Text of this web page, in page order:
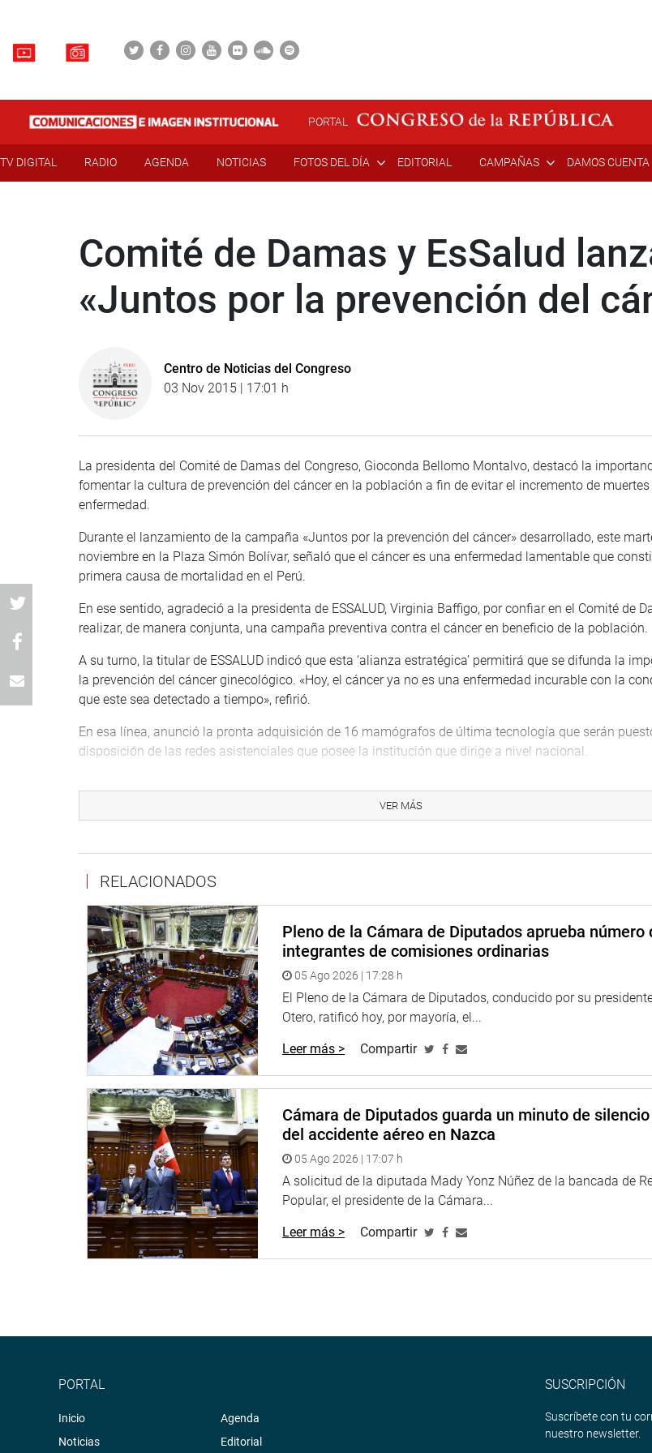
PORTAL
TV DIGITAL RADIO AGENDA NOTICIAS FOTOS DEL DÍA EDITORIAL CAMPAÑAS DAMOS CUENTA
Comité de Damas y EsSalud
«Juntos por la prevención del
Centro de Noticias del Congreso
03 Nov 2015 | 17:01 h
La presidenta del Comité de Damas del Congreso, Gioconda Bellomo Montalvo, destacó la
fomentar la cultura de prevención del cáncer en la población a fin de evitar el incremento de muertes
enfermedad.
Durante el lanzamiento de la campaña «Juntos por la prevención del cáncer» desarrollado, este
noviembre en la Plaza Simón Bolívar, señaló que el cáncer es una enfermedad lamentable que
primera causa de mortalidad en el Perú.
En ese sentido, agradeció a la presidenta de ESSALUD, Virginia Baffigo, por confiar en el Comité de
realizar, de manera conjunta, una campaña preventiva contra el cáncer en beneficio de la población.
A su turno, la titular de ESSALUD indicó que esta ‘alianza estratégica’ permitirá que se difunda la
la prevención del cáncer ginecológico. «Hoy, el cáncer ya no es una enfermedad incurable con la
que este sea detectado a tiempo», refirió.
En esa línea, anunció la pronta adquisición de 16 mamógrafos de última tecnología que serán
disposición de las redes asistenciales que posee la institución que dirige a nivel nacional.
de Essalud recorrieron los consultorios de psicología, oncología y medicina preventiva que fueron
la Plaza Bolívar y que atenderán de manera gratuita a las mujeres.
PRENSA- CONGRESO
Puede encontrar más información en nuestra página web y redes sociales.
http://www.congreso.gob.pe/
Facebook:https://www.facebook.com/congresodelarepublicadelperu?fref=ts
Twitter:https://twitter.com/congresoperu <https://twitter.com/congresoperu>
Youtube:http://www.youtube.com/congresoperu <http://www.youtube.com/congresoperu>
Soundcloud: https://soundcloud.com/radiocongreso <https://soundcloud.com/radiocongreso>
VER MÁS
RELACIONADOS
Pleno de la Cámara de Diputados aprueba número
integrantes de comisiones ordinarias
05 Ago 2026 | 17:28 h
El Pleno de la Cámara de Diputados, conducido por su
Otero, ratificó hoy, por mayoría, el...
Leer más > Compartir
Cámara de Diputados guarda un minuto de
del accidente aéreo en Nazca
05 Ago 2026 | 17:07 h
A solicitud de la diputada Mady Yonz Núñez de la bancada de
Popular, el presidente de la Cámara...
Leer más > Compartir
PORTAL
Inicio
Noticias
Agenda
Editorial
SUSCRIPCIÓN
Suscríbete con tu
nuestro newsletter.